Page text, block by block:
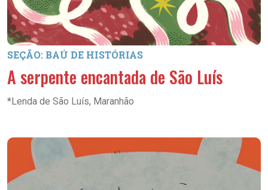
SEÇÃO: BAÚ DE HISTÓRIAS
A serpente encantada de São Luís
*Lenda de São Luís, Maranhão